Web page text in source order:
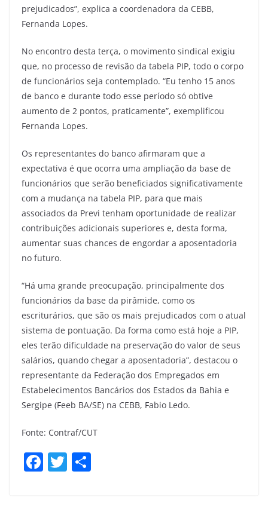
prejudicados”, explica a coordenadora da CEBB,
Fernanda Lopes.
No encontro desta terça, o movimento sindical exigiu
que, no processo de revisão da tabela PIP, todo o corpo
de funcionários seja contemplado. “Eu tenho 15 anos
de banco e durante todo esse período só obtive
aumento de 2 pontos, praticamente”, exemplificou
Fernanda Lopes.
Os representantes do banco afirmaram que a
expectativa é que ocorra uma ampliação da base de
funcionários que serão beneficiados significativamente
com a mudança na tabela PIP, para que mais
associados da Previ tenham oportunidade de realizar
contribuições adicionais superiores e, desta forma,
aumentar suas chances de engordar a aposentadoria
no futuro.
“Há uma grande preocupação, principalmente dos
funcionários da base da pirâmide, como os
escriturários, que são os mais prejudicados com o atual
sistema de pontuação. Da forma como está hoje a PIP,
eles terão dificuldade na preservação do valor de seus
salários, quando chegar a aposentadoria”, destacou o
representante da Federação dos Empregados em
Estabelecimentos Bancários dos Estados da Bahia e
Sergipe (Feeb BA/SE) na CEBB, Fabio Ledo.
Fonte: Contraf/CUT
F T